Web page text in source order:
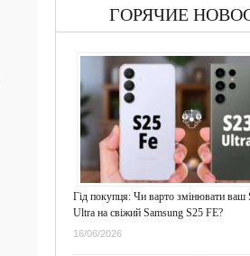
ГОРЯЧИЕ
Гід покупця: Чи варто змінювати ваш
Ultra на свіжий Samsung S25 FE?
16/06/2026